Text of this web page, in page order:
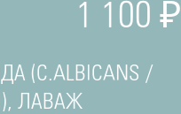
1 100 ₽
(C.ALBICANS /
ЛАВАЖ